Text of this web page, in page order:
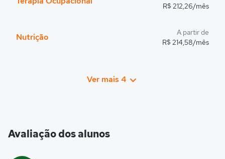
R$ 212,26/mês
Nutrição
A partir de
R$ 214,58/mês
Ver mais 4
Avaliação dos alunos